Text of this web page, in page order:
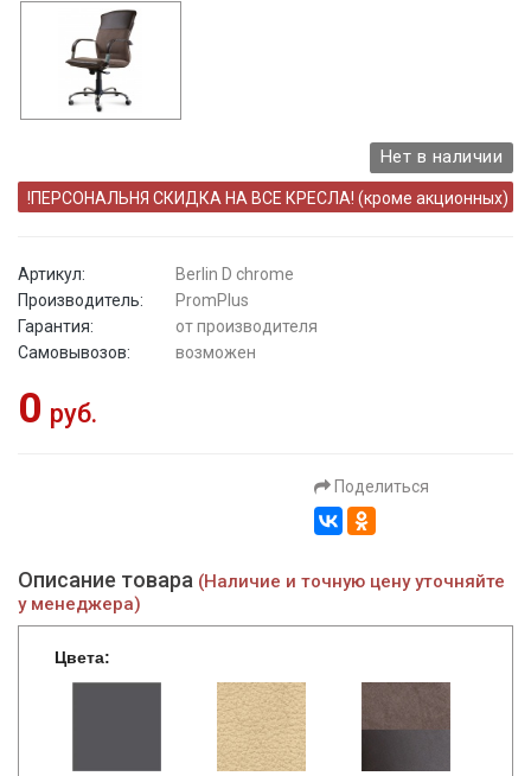
Нет в наличии
!ПЕРСОНАЛЬНЯ СКИДКА НА ВСЕ КРЕСЛА! (кроме акционных)
Артикул:
Berlin D chrome
Производитель:
PromPlus
Гарантия:
от производителя
Самовывозов:
возможен
0 руб.
Поделиться
Описание товара (Наличие и точную цену уточняйте
у менеджера)
Цвета: